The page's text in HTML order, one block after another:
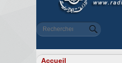
Formulaire de
Rechercher